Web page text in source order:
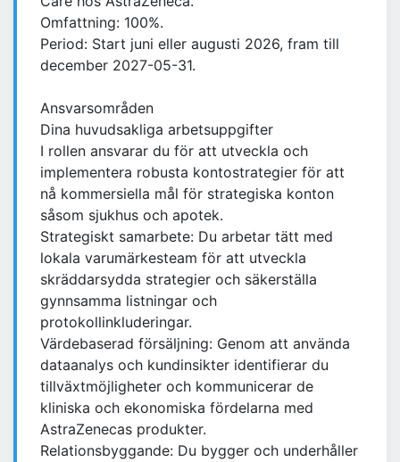
Omfattning: 100%.
Period: Start juni eller augusti 2026, fram till
december 2027-05-31.
Ansvarsområden
Dina huvudsakliga arbetsuppgifter
I rollen ansvarar du för att utveckla och
implementera robusta kontostrategier för att
nå kommersiella mål för strategiska konton
såsom sjukhus och apotek.
Strategiskt samarbete: Du arbetar tätt med
lokala varumärkesteam för att utveckla
skräddarsydda strategier och säkerställa
gynnsamma listningar och
protokollinkluderingar.
Värdebaserad försäljning: Genom att använda
dataanalys och kundinsikter identifierar du
tillväxtmöjligheter och kommunicerar de
kliniska och ekonomiska fördelarna med
AstraZenecas produkter.
Relationsbyggande: Du bygger och underhåller